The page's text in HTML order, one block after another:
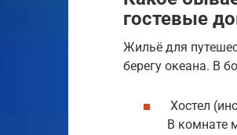
гостевые
Жильё для
берегу океана. В
Хостел
В комнате